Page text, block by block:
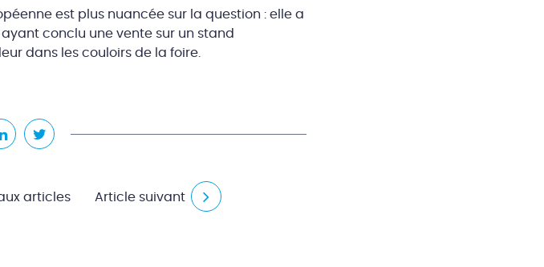
est plus nuancée sur la question : elle a
conclu une vente sur un stand
dans les couloirs de la foire.
articles Article suivant